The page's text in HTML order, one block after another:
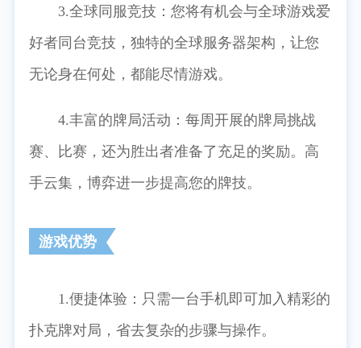
3.全球同服竞技：您将有机会与全球游戏爱
好者同台竞技，独特的全球服务器架构，让您
无论身在何处，都能尽情游戏。
4.丰富的牌局活动：每周开展的牌局挑战
赛、比赛，还为胜出者准备了充足的奖励。高
手云集，博弈进一步提高您的牌技。
游戏优势
1.便捷体验：只需一台手机即可加入精彩的
扑克牌对局，省去复杂的步骤与操作。